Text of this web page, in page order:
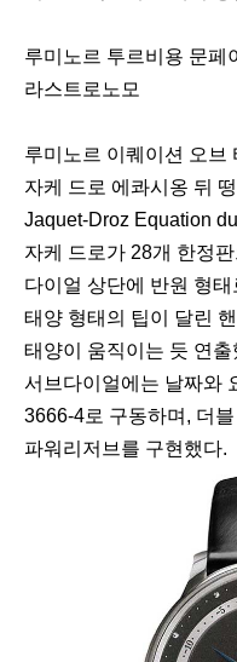
루미노르 투르비용 문페
라스트로노모
루미노르 이퀘이션 오브
자케 드로 에콰시옹 뒤 떵
Jaquet-Droz Equation
자케 드로가 28개 한정
다이얼 상단에 반원 형
태양 형태의 팁이 달린
태양이 움직이는 듯 연
서브다이얼에는 날짜와
3666-4로 구동하며, 더
파워리저브를 구현했다.